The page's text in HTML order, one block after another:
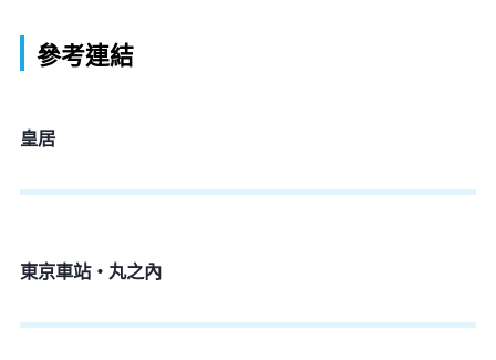
參考連結
皇居
東京車站・丸之內